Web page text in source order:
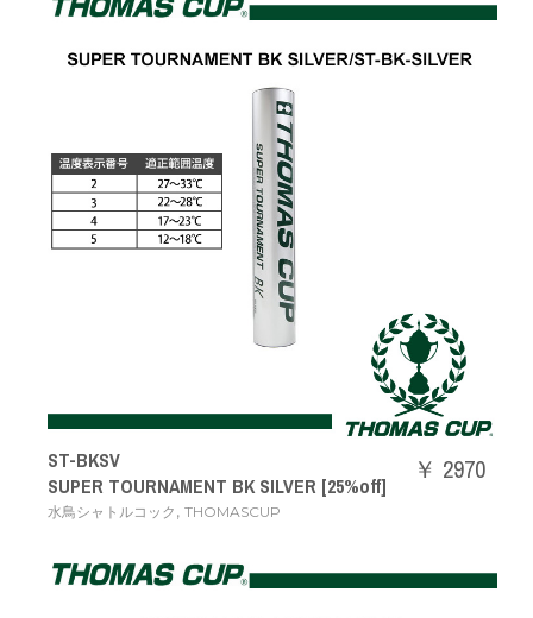
ST-BKSV
SUPER TOURNAMENT BK SILVER [25%off]
水鳥シャトルコック , THOMASCUP
￥ 2970